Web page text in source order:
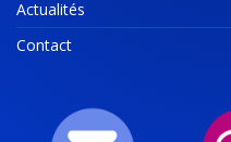
Actualités
Contact